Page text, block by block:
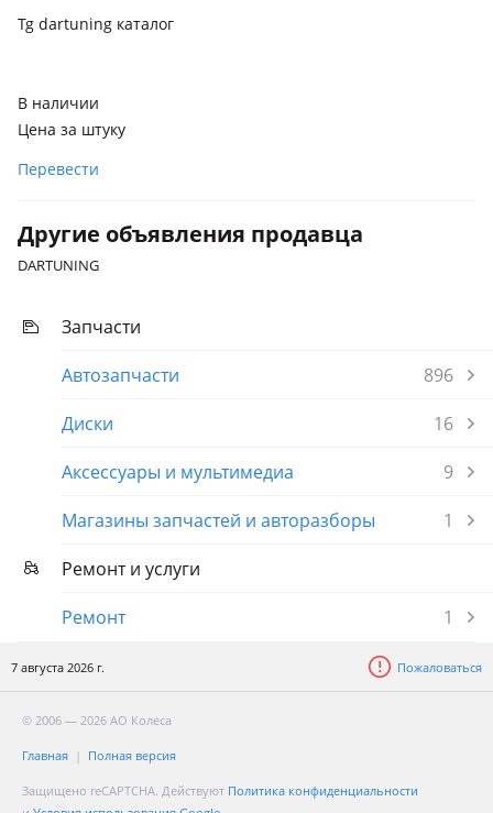
Tg dartuning каталог
В наличии
Цена за штуку
Перевести
Другие объявления продавца
DARTUNING
Запчасти
Автозапчасти
896
Диски
16
Аксессуары и мультимедиа
9
Магазины запчастей и авторазборы
1
Ремонт и услуги
Ремонт
1
7 августа 2026 г. Пожаловаться
© 2006 — 2026 АО Колеса
Главная Полная версия
Защищено reCAPTCHA. Действуют Политика конфиденциальности